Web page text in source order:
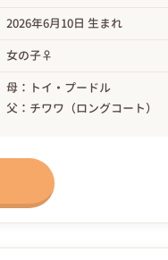
2026年6月10日 生まれ
女の子♀
母：トイ・プードル
父：チワワ（ロングコート）